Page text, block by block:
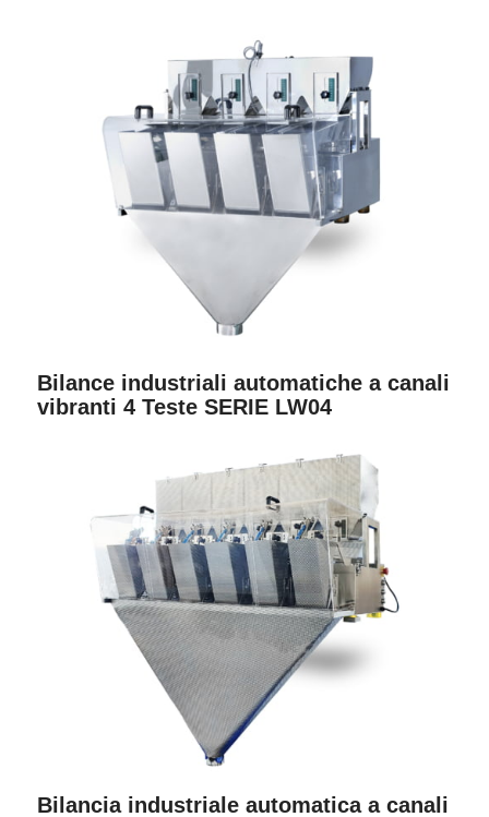
Bilance industriali automatiche a canali
vibranti 4 Teste SERIE LW04
Bilancia industriale automatica a canali